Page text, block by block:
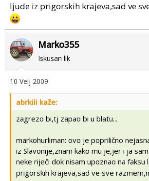
ljude iz prigorskih krajeva,sad ve
Marko355
Iskusan lik
10 Velj 2009
abrkili kaže:
zagrezo bi,tj zapao bi u blatu...
markohurliman: ovo je poprilično
iz Slavonije,znam kako mu je,jer i ja
neke riječi dok nisam upoznao na faksu
prigorskih krajeva,sad ve sve